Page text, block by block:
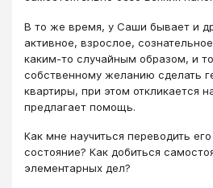
В то же время, у Саши бывает и
активное, взрослое,
каким-то случайным образом, и
собственному желанию сделать
квартиры, при этом откликается
предлагает помощь.
Как мне научиться переводить
состояние? Как добиться
элементарных дел?